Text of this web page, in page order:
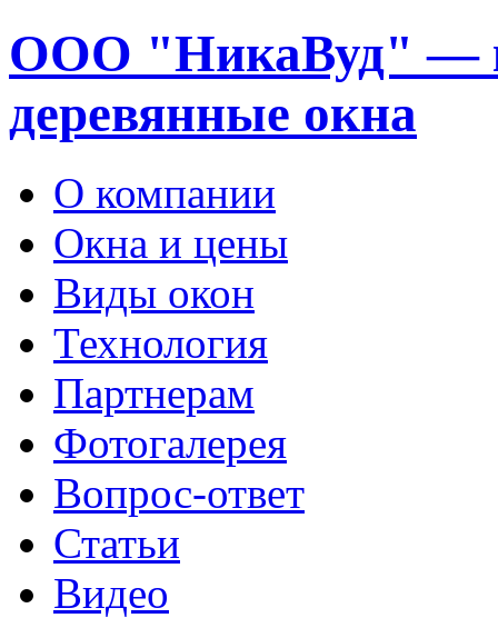
ООО "НикаВуд" —
деревянные окна
О компании
Окна и цены
Виды окон
Технология
Партнерам
Фотогалерея
Вопрос-ответ
Статьи
Видео